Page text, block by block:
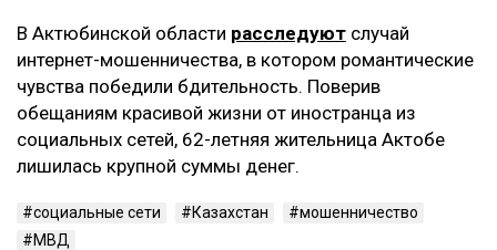
В Актюбинской области расследуют случай
интернет-мошенничества, в котором романтические
чувства победили бдительность. Поверив
обещаниям красивой жизни от иностранца из
социальных сетей, 62-летняя жительница Актобе
лишилась крупной суммы денег.
социальные сети Казахстан
мошенничество
МВД